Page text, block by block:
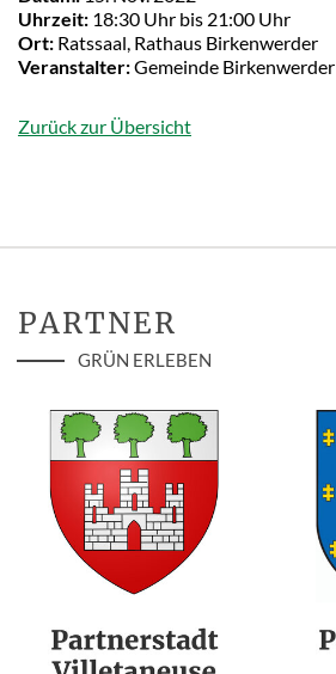
Uhrzeit: 18:30 Uhr bis 21:00 Uhr
Ort: Ratssaal, Rathaus Birkenwerder
Veranstalter:Gemeinde Birkenwerder
Zurück zur Übersicht
PARTNER
GRÜN ERLEBEN